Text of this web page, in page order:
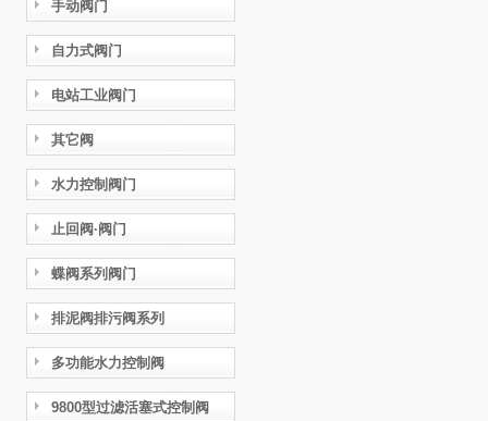
手动阀门
自力式阀门
电站工业阀门
其它阀
水力控制阀门
止回阀·阀门
蝶阀系列阀门
排泥阀排污阀系列
多功能水力控制阀
9800型过滤活塞式控制阀